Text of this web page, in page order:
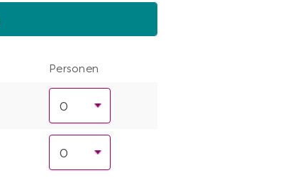
Personen